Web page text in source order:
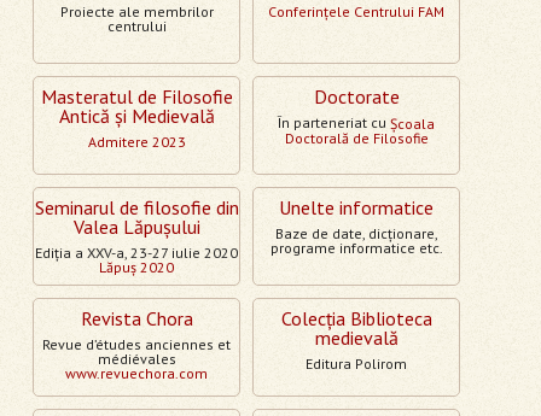
Proiecte ale membrilor
centrului
Conferinţele Centrului FAM
Masteratul de Filosofie
Antică şi Medievală
Admitere 2023
Doctorate
În parteneriat cuŞcoala
Doctorală de Filosofie
Seminarul de filosofie din
Valea Lăpuşului
Ediţia a XXV-a, 23-27 iulie 2020
Lăpuş 2020
Unelte informatice
Baze de date, dicţionare,
programe informatice etc.
Revista Chora
Revue d’études anciennes et
médiévales
www.revuechora.com
Colecţia Biblioteca
medievală
Editura Polirom